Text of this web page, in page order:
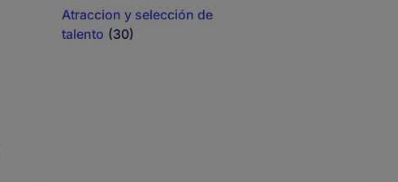
Atraccion y selección de
talento (30)